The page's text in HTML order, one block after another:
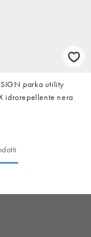
parka utility
idrorepellente nera